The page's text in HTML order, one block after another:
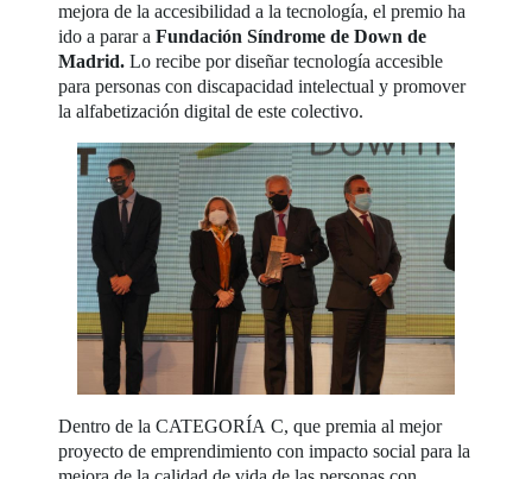
mejora de la accesibilidad a la tecnología, el premio ha
ido a parar aFundación Síndrome de Down de
Madrid.Lo recibe por diseñar tecnología accesible
para personas con discapacidad intelectual y promover
la alfabetización digital de este colectivo.
Dentro de la CATEGORÍA C, que premia al mejor
proyecto de emprendimiento con impacto social para la